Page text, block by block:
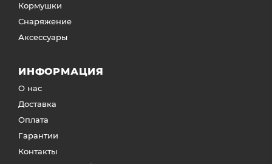
Кормушки
Снаряжение
Аксессуары
ИНФОРМАЦИЯ
О нас
Доставка
Оплата
Гарантии
Контакты